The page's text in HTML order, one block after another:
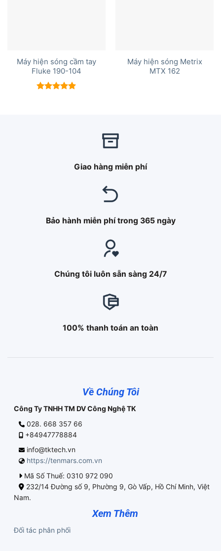
Máy hiện sóng cầm tay
Fluke 190-104
Máy hiện sóng Metrix
MTX 162
Giao hàng miễn phí
Bảo hành miễn phí trong 365 ngày
Chúng tôi luôn sẵn sàng 24/7
100% thanh toán an toàn
Về Chúng Tôi
Công Ty TNHH TM DV Công Nghệ TK
028. 668 357 66
+84947778884
info@tktech.vn
https://tenmars.com.vn
Mã Số Thuế: 0310 972 090
232/14 Đường số 9, Phường 9, Gò Vấp, Hồ Chí Minh, Việt
Nam.
Xem Thêm
Đối tác phân phối